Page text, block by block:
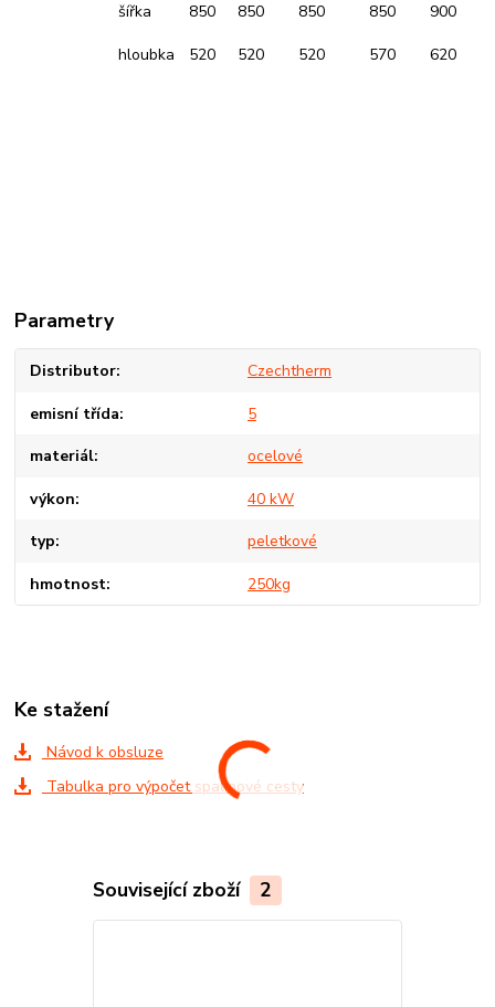
šířka 850 850 850 850 900
hloubka 520 520 520 570 620
Parametry
Distributor Czechtherm
emisní třída 5
materiál ocelové
výkon 40 kW
typ peletkové
hmotnost 250kg
Ke stažení
Návod k obsluze
Tabulka pro výpočet spalinové cesty
Související zboží 2